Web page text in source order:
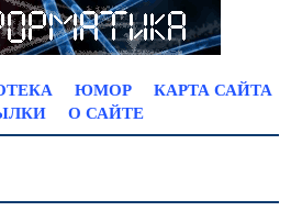
ЮМОР
КАРТА САЙТА
О САЙТЕ